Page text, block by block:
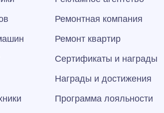
Ремонтная компания
Ремонт квартир
Сертификаты и награды
Награды и достижения
Программа лояльности